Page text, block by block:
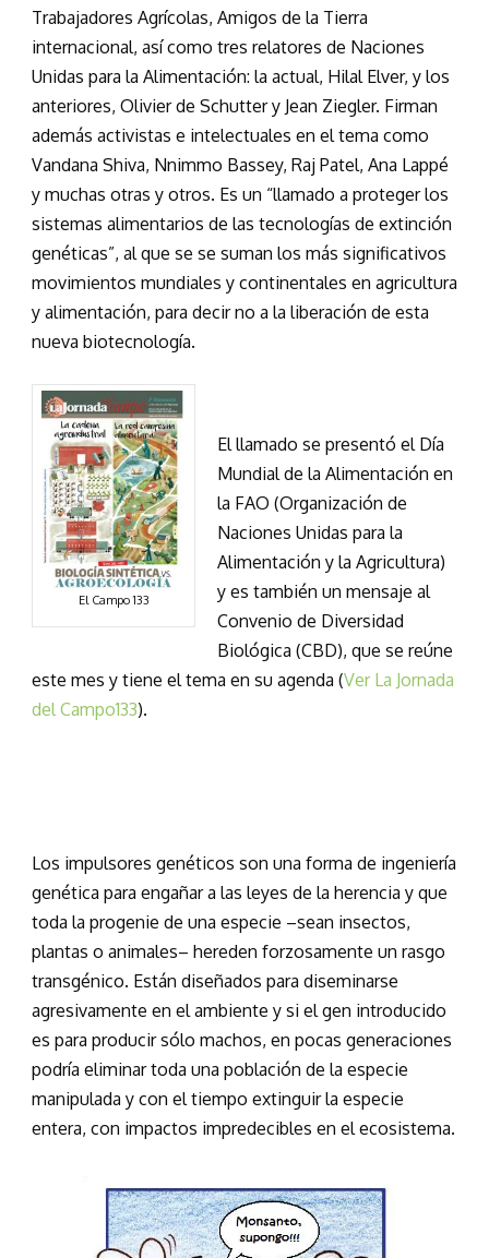
Trabajadores Agrícolas, Amigos de la Tierra
internacional, así como tres relatores de Naciones
Unidas para la Alimentación: la actual, Hilal Elver, y los
anteriores, Olivier de Schutter y Jean Ziegler. Firman
además activistas e intelectuales en el tema como
Vandana Shiva, Nnimmo Bassey, Raj Patel, Ana Lappé
y muchas otras y otros. Es un “llamado a proteger los
sistemas alimentarios de las tecnologías de extinción
genéticas”, al que se se suman los más significativos
movimientos mundiales y continentales en agricultura
y alimentación, para decir no a la liberación de esta
nueva biotecnología.
El Campo 133
El llamado se presentó el Día
Mundial de la Alimentación en
la FAO (Organización de
Naciones Unidas para la
Alimentación y la Agricultura)
y es también un mensaje al
Convenio de Diversidad
Biológica (CBD), que se reúne
este mes y tiene el tema en su agenda (Ver La Jornada
del Campo133).
Los impulsores genéticos son una forma de ingeniería
genética para engañar a las leyes de la herencia y que
toda la progenie de una especie –sean insectos,
plantas o animales– hereden forzosamente un rasgo
transgénico. Están diseñados para diseminarse
agresivamente en el ambiente y si el gen introducido
es para producir sólo machos, en pocas generaciones
podría eliminar toda una población de la especie
manipulada y con el tiempo extinguir la especie
entera, con impactos impredecibles en el ecosistema.